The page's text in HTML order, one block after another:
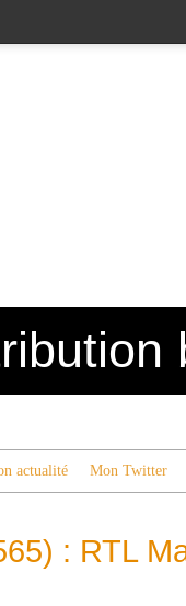
actualité Mon Twitter
: RTL